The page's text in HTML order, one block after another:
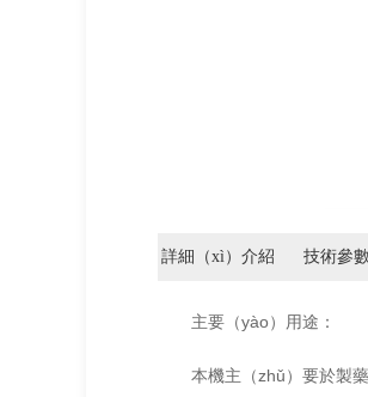
詳細（xì）介紹 技術參
主要（yào）用途：
本機主（zhǔ）要於製